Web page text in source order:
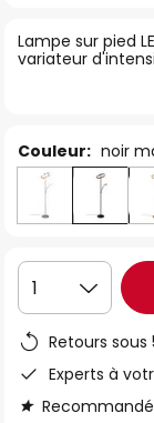
the
images
Lampe sur pied
variateur
Couleur: noir
1
Retours sous
Experts à